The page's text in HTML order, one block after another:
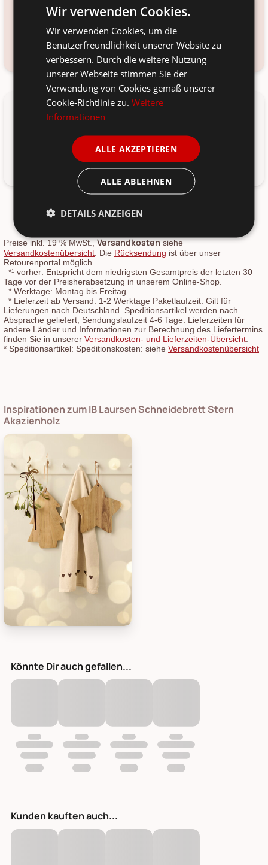
Voraussichtliche Lieferung:
Frage zum Produkt? Kundenservice kontaktieren
Produkt-/Sicherheitshinweise
Schneidebrett Stern Akazienholz mit Lederschnur von IB
Laursen aus Dänemark.
Preise inkl. 19 % MwSt.,Versandkostensiehe
Versandkostenübersicht. Die Rücksendung ist über unser
Retourenportal möglich.
*¹ vorher: Entspricht dem niedrigsten Gesamtpreis der letzten 30
Tage vor der Preisherabsetzung in unserem Online-Shop.
* Werktage: Montag bis Freitag
* Lieferzeit ab Versand: 1-2 Werktage Paketlaufzeit. Gilt für
Lieferungen nach Deutschland. Speditionsartikel werden nach
Absprache geliefert, Sendungslaufzeit 4-6 Tage. Lieferzeiten für
andere Länder und Informationen zur Berechnung des Liefertermins
finden Sie in unserer Versandkosten- und Lieferzeiten-Übersicht.
* Speditionsartikel: Speditionskosten: siehe Versandkostenübersicht
Inspirationen zum IB Laursen Schneidebrett Stern
Akazienholz
Könnte Dir auch gefallen...
Kunden kauften auch...
Wir verwenden Cookies.
Wir verwenden Cookies, um die
Benutzerfreundlichkeit unserer Website zu
verbessern. Durch die weitere Nutzung
unserer Webseite stimmen Sie der
Verwendung von Cookies gemäß unserer
Cookie-Richtlinie zu.Weitere
Informationen
ALLE AKZEPTIEREN
ALLE ABLEHNEN
DETAILS ANZEIGEN